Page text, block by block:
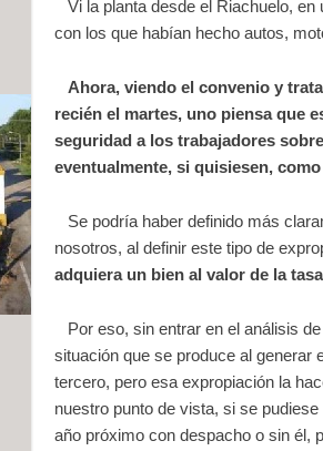
Vi la planta desde el Riachuelo,
con los que habían hecho autos,
Ahora, viendo el convenio y
recién el martes, uno piensa que
seguridad a los trabajadores
eventualmente, si quisiesen,
Se podría haber definido más
nosotros, al definir este tipo de
adquiera un bien al valor de la
Por eso, sin entrar en el análisis
situación que se produce al generar
tercero, pero esa expropiación la
nuestro punto de vista, si se
año próximo con despacho o sin él,